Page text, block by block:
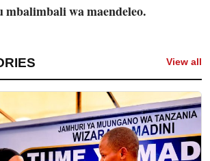
mbalimbali wa maendeleo.
View all